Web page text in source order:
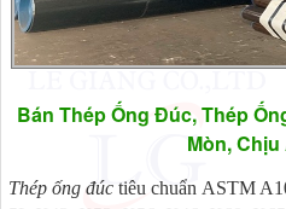
Bán Thép Ống Đúc, Thép
Mòn,
Thép ống đúctiêu chuẩn ASTM